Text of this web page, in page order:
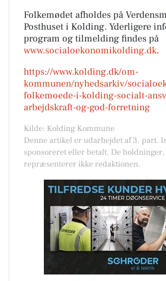
Folkemødet afholdes på
Posthuset i Kolding. Yderligere
program og tilmelding findes på
www.socialoekonomikolding.dk.
https://www.kolding.dk/om-
kommunen/nyhedsarkiv/
folkemoede-i-kolding-socialt-
arbejdskraft-og-god-forretning
Kilde: Kolding Kommune
Denne artikel er udarbejdet af 3. part.
sponsoreret eller betalt. De
repræsenterer ikke redaktionen.